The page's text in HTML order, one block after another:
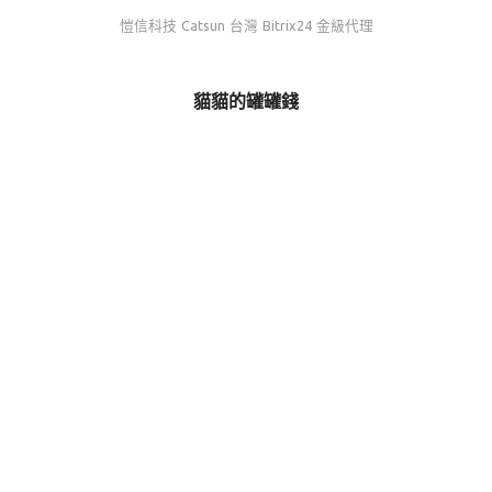
愷信科技 Catsun 台灣 Bitrix24 金級代理
貓貓的罐罐錢